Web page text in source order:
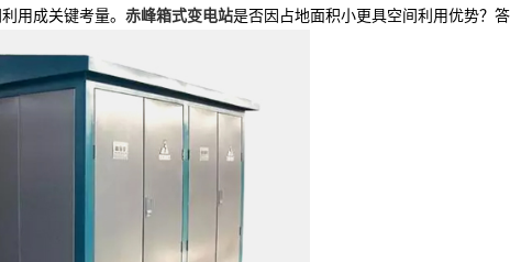
用成关键考量。 赤峰箱式变电站是否因占地面积小更具空间利用优势？